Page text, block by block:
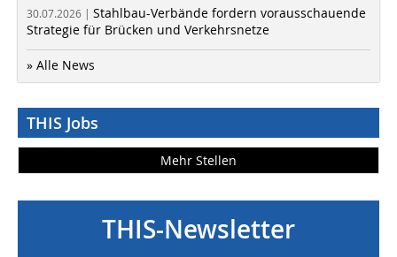
30.07.2026 | Stahlbau-Verbände fordern vorausschauende
Strategie für Brücken und Verkehrsnetze
» Alle News
THIS Jobs
Mehr Stellen
THIS-Newsletter